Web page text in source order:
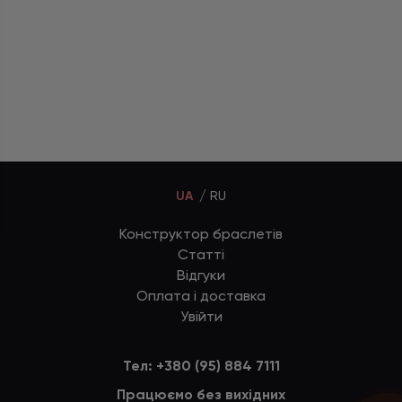
UA RU
Конструктор браслетів
Статті
Відгуки
Оплата і доставка
Увійти
Тел: +380 (95) 884 7111
Працюємо без вихідних